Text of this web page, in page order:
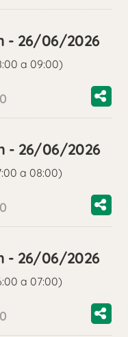
- 26/06/2026
a 09:00)
- 26/06/2026
a 08:00)
- 26/06/2026
a 07:00)